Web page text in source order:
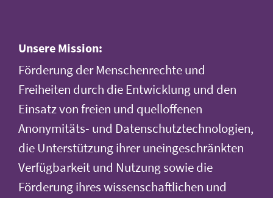
Unsere Mission:
Förderung der Menschenrechte und
Freiheiten durch die Entwicklung und den
Einsatz von freien und quelloffenen
Anonymitäts- und Datenschutztechnologien,
die Unterstützung ihrer uneingeschränkten
Verfügbarkeit und Nutzung sowie die
Förderung ihres wissenschaftlichen und